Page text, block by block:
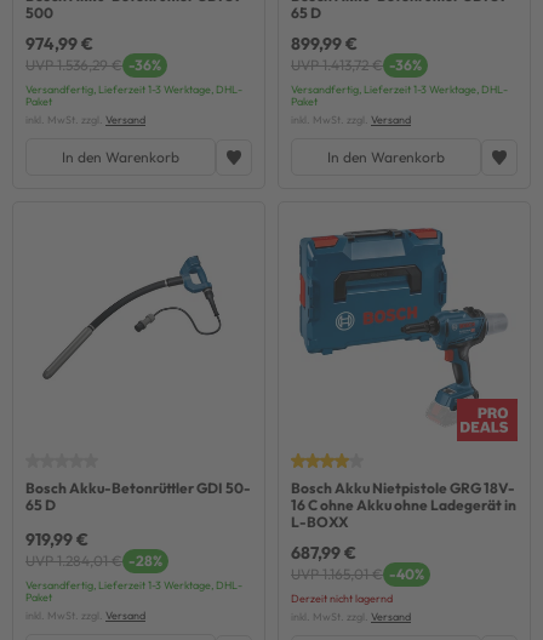
500
974,99 €
UVP 1.536,29 € -36%
Versandfertig, Lieferzeit 1-3 Werktage, DHL-
Paket
inkl. MwSt. zzgl. Versand
In den Warenkorb
65 D
899,99 €
UVP 1.413,72 € -36%
Versandfertig, Lieferzeit 1-3 Werktage, DHL-
Paket
inkl. MwSt. zzgl. Versand
In den Warenkorb
Bosch Akku-Betonrüttler GDI 50-
65 D
919,99 €
UVP 1.284,01 € -28%
Versandfertig, Lieferzeit 1-3 Werktage, DHL-
Paket
inkl. MwSt. zzgl. Versand
Bosch Akku Nietpistole GRG 18V-
16 C ohne Akku ohne Ladegerät in
L-BOXX
687,99 €
UVP 1.165,01 € -40%
Derzeit nicht lagernd
inkl. MwSt. zzgl. Versand